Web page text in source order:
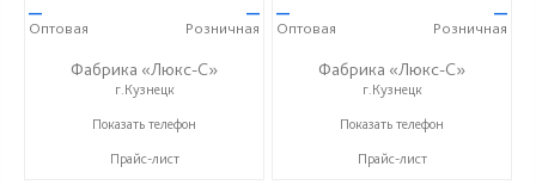
—
Оптовая
—
Розничная
Фабрика «Люкс-С»
г.Кузнецк
+ 7 (999) 748-11-11
Показать телефон
Прайс-лист
—
Оптовая
—
Розничная
Фабрика «Люкс-С»
г.Кузнецк
+ 7 (999) 748-11-11
Показать телефон
Прайс-лист